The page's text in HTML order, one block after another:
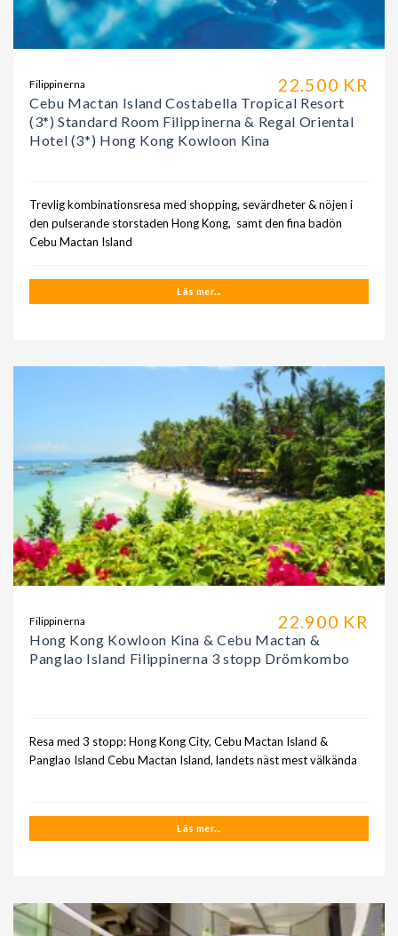
22.500 KR
Filippinerna
Cebu Mactan Island Costabella Tropical Resort
(3*) Standard Room Filippinerna & Regal Oriental
Hotel (3*) Hong Kong Kowloon Kina
Trevlig kombinationsresa med shopping, sevärdheter & nöjen i
den pulserande storstaden Hong Kong, samt den fina badön
Cebu Mactan Island
Läs mer...
22.900 KR
Filippinerna
Hong Kong Kowloon Kina & Cebu Mactan &
Panglao Island Filippinerna 3 stopp Drömkombo
Resa med 3 stopp: Hong Kong City, Cebu Mactan Island &
Panglao Island Cebu Mactan Island, landets näst mest välkända
Läs mer...